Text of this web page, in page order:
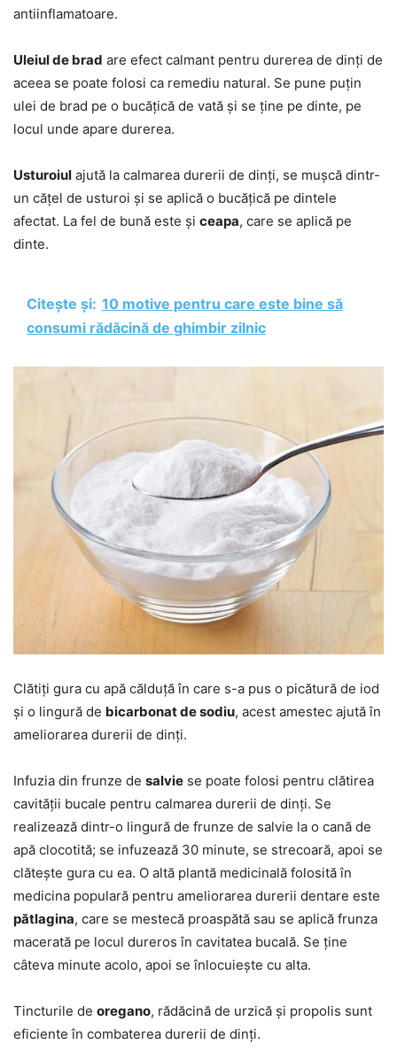
antiinflamatoare.
Uleiul de brad are efect calmant pentru durerea de dinți de
aceea se poate folosi ca remediu natural. Se pune puțin
ulei de brad pe o bucățică de vată și se ține pe dinte, pe
locul unde apare durerea.
Usturoiul ajută la calmarea durerii de dinți, se mușcă dintr-
un cățel de usturoi și se aplică o bucățică pe dintele
afectat. La fel de bună este și ceapa, care se aplică pe
dinte.
Citește și: 10 motive pentru care este bine să
consumi rădăcină de ghimbir zilnic
Clătiți gura cu apă călduță în care s-a pus o picătură de iod
și o lingură de bicarbonat de sodiu, acest amestec ajută în
ameliorarea durerii de dinți.
Infuzia din frunze de salvie se poate folosi pentru clătirea
cavității bucale pentru calmarea durerii de dinți. Se
realizează dintr-o lingură de frunze de salvie la o cană de
apă clocotită; se infuzează 30 minute, se strecoară, apoi se
clătește gura cu ea. O altă plantă medicinală folosită în
medicina populară pentru ameliorarea durerii dentare este
pătlagina, care se mestecă proaspătă sau se aplică frunza
macerată pe locul dureros în cavitatea bucală. Se ține
câteva minute acolo, apoi se înlocuiește cu alta.
Tincturile de oregano, rădăcină de urzică și propolis sunt
eficiente în combaterea durerii de dinți.